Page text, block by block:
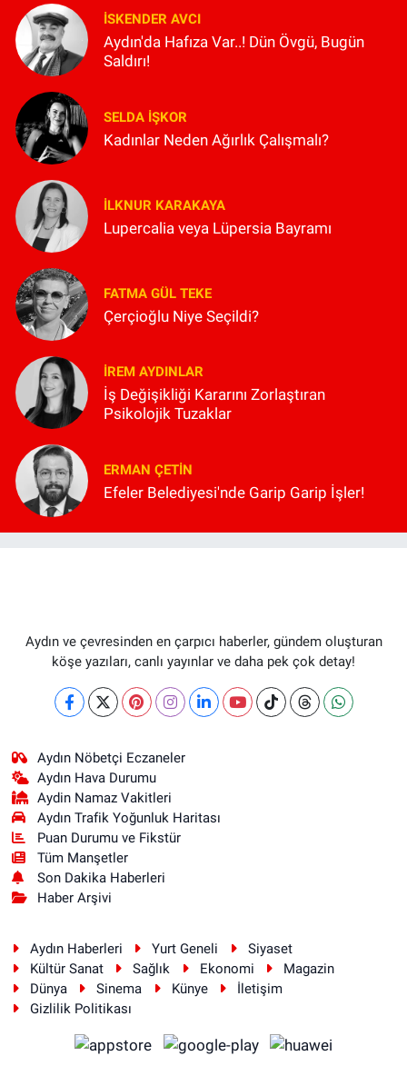
İSKENDER AVCI
Aydın'da Hafıza Var..! Dün Övgü, Bugün
Saldırı!
SELDA İŞKOR
Kadınlar Neden Ağırlık Çalışmalı?
İLKNUR KARAKAYA
Lupercalia veya Lüpersia Bayramı
FATMA GÜL TEKE
Çerçioğlu Niye Seçildi?
İREM AYDINLAR
İş Değişikliği Kararını Zorlaştıran
Psikolojik Tuzaklar
ERMAN ÇETIN
Efeler Belediyesi'nde Garip Garip İşler!
Aydın ve çevresinden en çarpıcı haberler, gündem oluşturan
köşe yazıları, canlı yayınlar ve daha pek çok detay!
Aydın Nöbetçi Eczaneler
Aydın Hava Durumu
Aydin Namaz Vakitleri
Aydın Trafik Yoğunluk Haritası
Puan Durumu ve Fikstür
Tüm Manşetler
Son Dakika Haberleri
Haber Arşivi
Aydın Haberleri Yurt Geneli
Siyaset
Kültür Sanat
Sağlık Ekonomi
Magazin
Dünya
Sinema Künye
İletişim
Gizlilik Politikası